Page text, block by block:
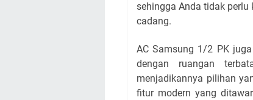
sehingga Anda tidak
cadang.
AC Samsung 1/2 PK
dengan ruangan
menjadikannya pilihan
fitur modern yang